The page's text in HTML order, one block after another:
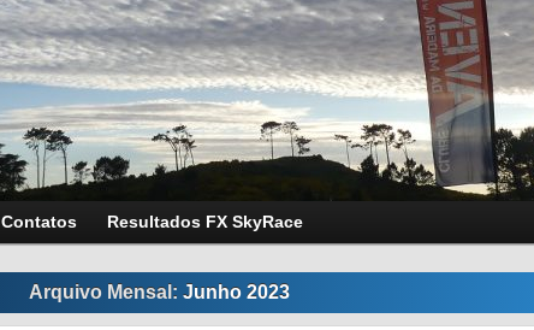
Contatos Resultados FX SkyRace
Arquivo Mensal: Junho 2023